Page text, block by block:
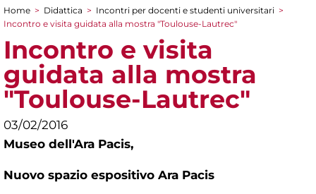
Tu sei qui
Home > Didattica > Incontri per docenti e studenti universitari >
Incontro e visita guidata alla mostra "Toulouse-Lautrec"
Incontro e visita
guidata alla mostra
"Toulouse-Lautrec"
03/02/2016
Museo dell'Ara Pacis,
Nuovo spazio espositivo Ara Pacis